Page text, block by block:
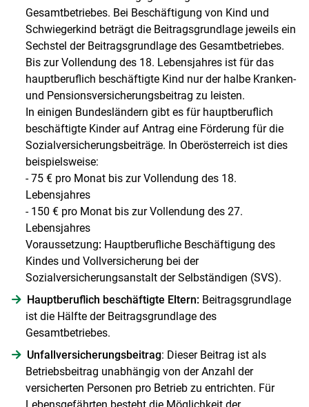
Gesamtbetriebes. Bei Beschäftigung von Kind und
Schwiegerkind beträgt die Beitragsgrundlage jeweils ein
Sechstel der Beitragsgrundlage des Gesamtbetriebes.
Bis zur Vollendung des 18. Lebensjahres ist für das
hauptberuflich beschäftigte Kind nur der halbe Kranken-
und Pensionsversicherungsbeitrag zu leisten.
In einigen Bundesländern gibt es für hauptberuflich
beschäftigte Kinder auf Antrag eine Förderung für die
Sozialversicherungsbeiträge. In Oberösterreich ist dies
beispielsweise:
- 75 € pro Monat bis zur Vollendung des 18.
Lebensjahres
- 150 € pro Monat bis zur Vollendung des 27.
Lebensjahres
Voraussetzung: Hauptberufliche Beschäftigung des
Kindes und Vollversicherung bei der
Sozialversicherungsanstalt der Selbständigen (SVS).
Hauptberuflich beschäftigte Eltern: Beitragsgrundlage
ist die Hälfte der Beitragsgrundlage des
Gesamtbetriebes.
Unfallversicherungsbeitrag: Dieser Beitrag ist als
Betriebsbeitrag unabhängig von der Anzahl der
versicherten Personen pro Betrieb zu entrichten. Für
Lebensgefährten besteht die Möglichkeit der